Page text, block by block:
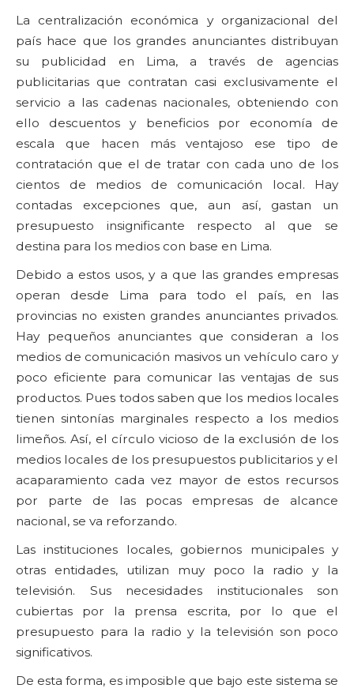
La centralización económica y organizacional del
país hace que los grandes anunciantes distribuyan
su publicidad en Lima, a través de agencias
publicitarias que contratan casi exclusivamente el
servicio a las cadenas nacionales, obteniendo con
ello descuentos y beneficios por economía de
escala que hacen más ventajoso ese tipo de
contratación que el de tratar con cada uno de los
cientos de medios de comunicación local. Hay
contadas excepciones que, aun así, gastan un
presupuesto insignificante respecto al que se
destina para los medios con base en Lima.
Debido a estos usos, y a que las grandes empresas
operan desde Lima para todo el país, en las
provincias no existen grandes anunciantes privados.
Hay pequeños anunciantes que consideran a los
medios de comunicación masivos un vehículo caro y
poco eficiente para comunicar las ventajas de sus
productos. Pues todos saben que los medios locales
tienen sintonías marginales respecto a los medios
limeños. Así, el círculo vicioso de la exclusión de los
medios locales de los presupuestos publicitarios y el
acaparamiento cada vez mayor de estos recursos
por parte de las pocas empresas de alcance
nacional, se va reforzando.
Las instituciones locales, gobiernos municipales y
otras entidades, utilizan muy poco la radio y la
televisión. Sus necesidades institucionales son
cubiertas por la prensa escrita, por lo que el
presupuesto para la radio y la televisión son poco
significativos.
De esta forma, es imposible que bajo este sistema se